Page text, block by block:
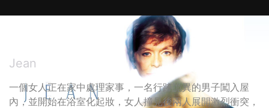
Jean
一個女人正在家中處理家事，一名行跡詭異的男子闖入屋
內，並開始在浴室化起妝，女人撞見後兩人展開激烈衝突，